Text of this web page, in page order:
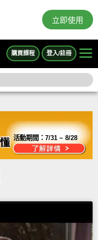
立即使用
購買課程 登入/註冊
活動期間：7/31 ~ 8/28